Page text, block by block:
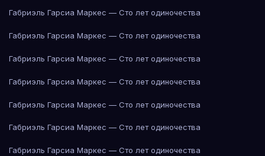
Габриэль Гарсиа Маркес — Сто лет одиночества
Габриэль Гарсиа Маркес — Сто лет одиночества
Габриэль Гарсиа Маркес — Сто лет одиночества
Габриэль Гарсиа Маркес — Сто лет одиночества
Габриэль Гарсиа Маркес — Сто лет одиночества
Габриэль Гарсиа Маркес — Сто лет одиночества
Габриэль Гарсиа Маркес — Сто лет одиночества